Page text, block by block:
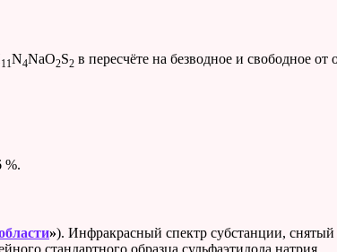
11N4NaO2S2 в пересчёте на безводное и свободное
%.
»). Инфракрасный спектр субстанции, снятый